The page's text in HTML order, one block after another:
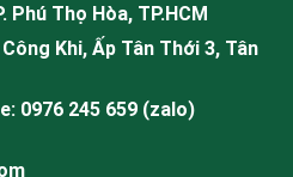
Phú Thọ Hòa, TP.HCM
Khi, Ấp Tân Thới 3, Tân
0976 245 659 (zalo)